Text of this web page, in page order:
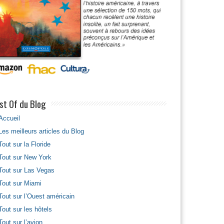
Of du Blog
meilleurs articles du Blog
sur la Floride
sur New York
sur Las Vegas
sur Miami
sur l’Ouest américain
sur les hôtels
sur l’avion